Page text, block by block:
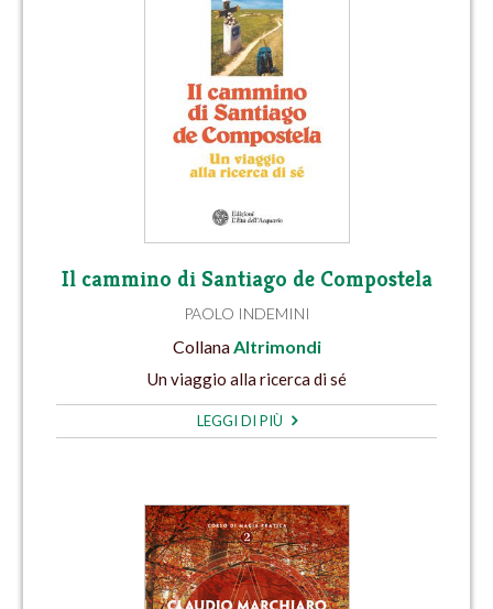
Il cammino di Santiago de Compostela
PAOLO INDEMINI
Collana Altrimondi
Un viaggio alla ricerca di sé
LEGGI DI PIÙ